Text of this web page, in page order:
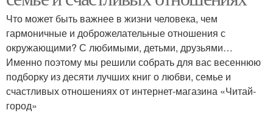
Что может быть важнее в жизни человека, чем
гармоничные и доброжелательные отношения с
окружающими? С любимыми, детьми, друзьями…
Именно поэтому мы решили собрать для вас весеннюю
подборку из десяти лучших книг о любви, семье и
счастливых отношениях от интернет-магазина «Читай-
город»